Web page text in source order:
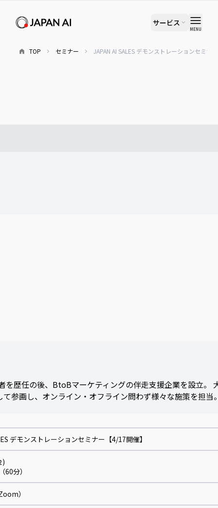
サービス
MENU
TOP セミナー JAPAN AI SALES デモンストレーションセミナ
歴任の後、BtoBマーケティングの伴走支援企業を設立
参画し、オンライン・オフライン問わず様々な施策を担
デモンストレーションセミナー【4/17開催】
)
60分）
）